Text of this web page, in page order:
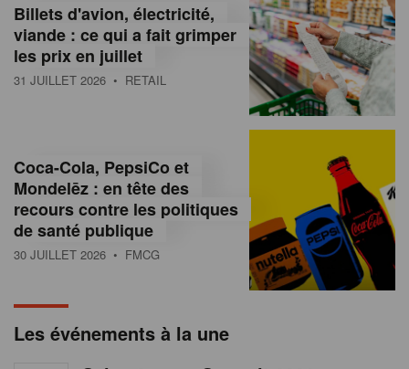
s
s
u
e
e
a
Billets d'avion, électricité,
viande : ce qui a fait grimper
les prix en juillet
31 JUILLET 2026 • RETAIL
Coca-Cola, PepsiCo et
Mondelēz : en tête des
recours contre les politiques
de santé publique
30 JUILLET 2026 • FMCG
Les événements à la une